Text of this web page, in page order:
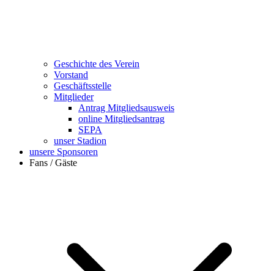
Geschichte des Verein
Vorstand
Geschäftsstelle
Mitglieder
Antrag Mitgliedsausweis
online Mitgliedsantrag
SEPA
unser Stadion
unsere Sponsoren
Fans / Gäste